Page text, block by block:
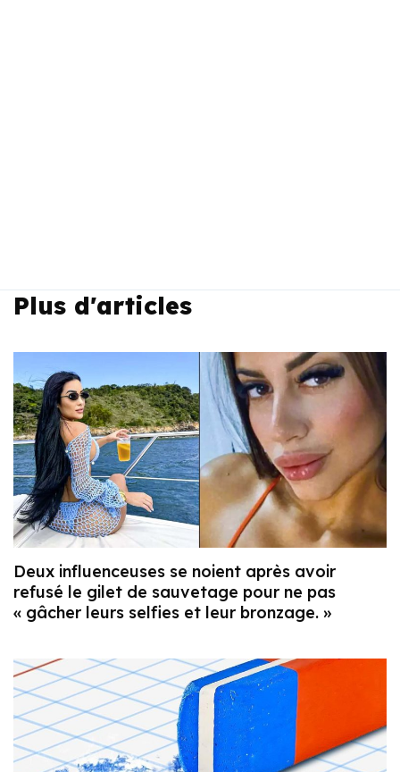
Plus d'articles
Deux influenceuses se noient après avoir
refusé le gilet de sauvetage pour ne pas
« gâcher leurs selfies et leur bronzage. »